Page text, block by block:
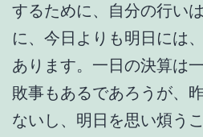
するために、自分の行い
に、今日よりも明日には
あります。一日の決算は
敗事もあるであろうが、
ないし、明日を思い煩う